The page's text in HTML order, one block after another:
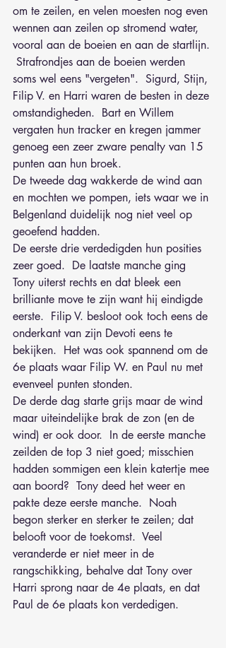
om te zeilen, en velen moesten nog even
wennen aan zeilen op stromend water,
vooral aan de boeien en aan de startlijn.
Strafrondjes aan de boeien werden
soms wel eens "vergeten".  Sigurd, Stijn,
Filip V. en Harri waren de besten in deze
omstandigheden.  Bart en Willem
vergaten hun tracker en kregen jammer
genoeg een zeer zware penalty van 15
punten aan hun broek.
De tweede dag wakkerde de wind aan
en mochten we pompen, iets waar we in
Belgenland duidelijk nog niet veel op
geoefend hadden.
De eerste drie verdedigden hun posities
zeer goed.  De laatste manche ging
Tony uiterst rechts en dat bleek een
brilliante move te zijn want hij eindigde
eerste.  Filip V. besloot ook toch eens de
onderkant van zijn Devoti eens te
bekijken.  Het was ook spannend om de
6e plaats waar Filip W. en Paul nu met
evenveel punten stonden.
De derde dag starte grijs maar de wind
maar uiteindelijke brak de zon (en de
wind) er ook door.  In de eerste manche
zeilden de top 3 niet goed; misschien
hadden sommigen een klein katertje mee
aan boord?  Tony deed het weer en
pakte deze eerste manche.  Noah
begon sterker en sterker te zeilen; dat
belooft voor de toekomst.  Veel
veranderde er niet meer in de
rangschikking, behalve dat Tony over
Harri sprong naar de 4e plaats, en dat
Paul de 6e plaats kon verdedigen.